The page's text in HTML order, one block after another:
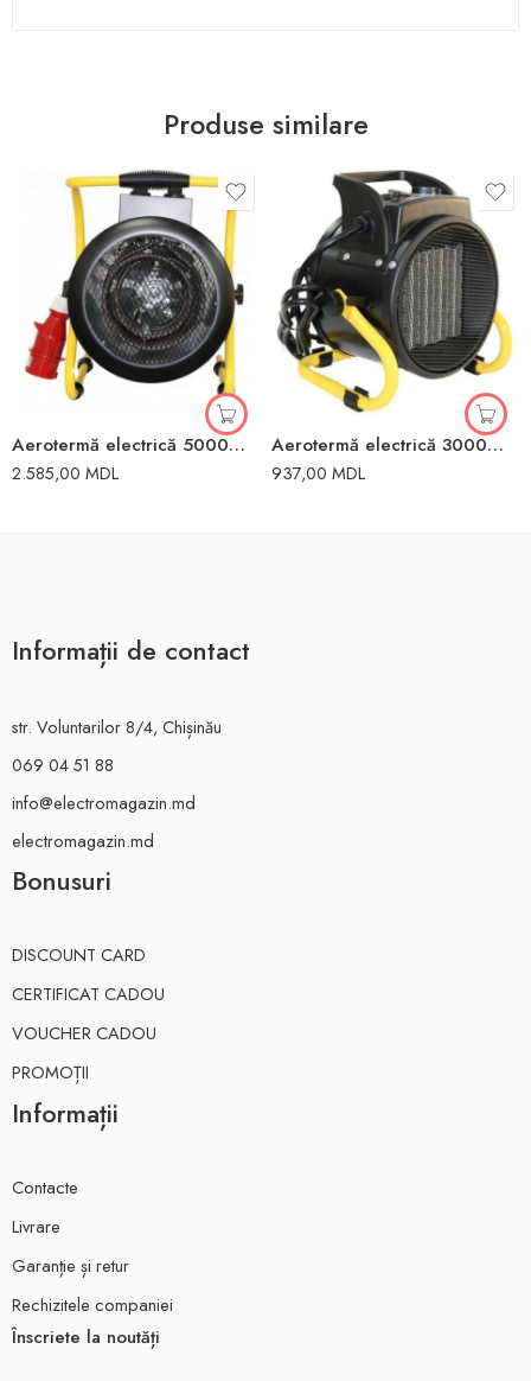
Produse similare
Aerotermă electrică 5000W Resanta
2.585,00 MDL
Aerotermă electrică 3000W Technoworker
937,00 MDL
Informații de contact
str. Voluntarilor 8/4, Chișinău
069 04 51 88
info@electromagazin.md
electromagazin.md
Bonusuri
DISCOUNT CARD
CERTIFICAT CADOU
VOUCHER CADOU
PROMOȚII
Informații
Contacte
Livrare
Garanție și retur
Rechizitele companiei
Înscriete la noutăți